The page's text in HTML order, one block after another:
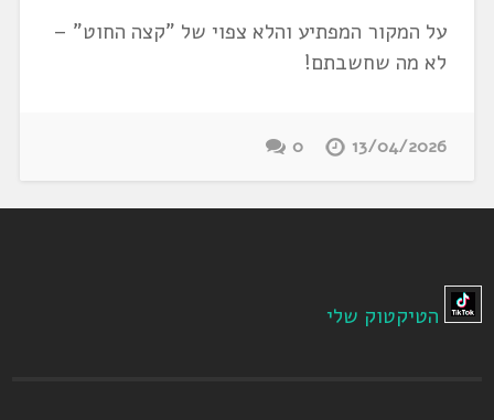
על המקור המפתיע והלא צפוי של "קצה החוט" –
לא מה שחשבתם!
13/04/2026
0
הטיקטוק שלי